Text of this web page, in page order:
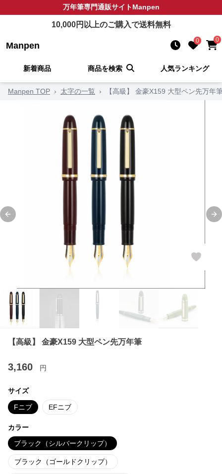
万年筆専門通販サイトManpen
10,000円以上のご購入で送料無料
Manpen 0 0
新着商品 商品を検索 人気ランキング
Manpen TOP › 太字の一覧 › 【高級】 金豪X159 大型ペン先万年
Previous slide
【高級】 金豪X159 大型ペン先万年筆
3,160 円
サイズ
Fニブ EFニブ
カラー
ブラック（シルバークリップ）
ブラック（ゴールドクリップ）